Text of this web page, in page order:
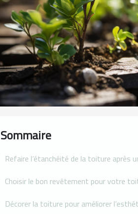
Sommaire
Refaire l’étanchéité de la toiture après
Choisir le bon revêtement pour votre
Décorer la toiture pour améliorer